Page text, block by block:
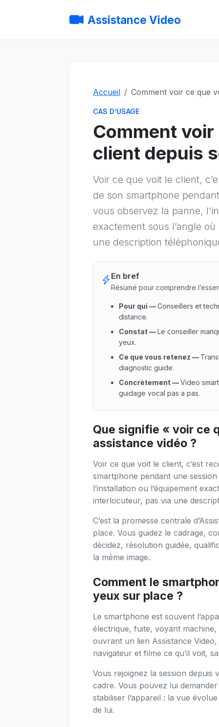
Assistance Video
Accueil Comment voir ce que
CAS D’USAGE
Comment
client depuis
Voir ce que voit le client,
de son smartphone
vous observez la panne,
exactement sous l’angle
une description
En bref
Résumé pour comprendre
Pour qui —Conseillers et
distance.
Constat—Le conseiller
yeux.
Ce que vous retenez —
diagnostic guide.
Concrètement—Video
guidage vocal pas a pas.
Pour qui : Conseillers et
Que signifie « voir ce
assistance vidéo ?
Voir ce que voit le client, c’est
smartphone pendant une
l’installation ou l’équipement
interlocuteur, pas via une
C’est la promesse centrale
place. Vous guidez le cadrage,
décidez, résolution guidée,
la même image.
Comment le
yeux sur place ?
Le smartphone est souvent
électrique, fuite, voyant
ouvrant un lien Assistance
navigateur et filme ce qu’il voit,
Vous rejoignez la session depuis
cadre. Vous pouvez lui
stabiliser l’appareil : la vue
de lui.